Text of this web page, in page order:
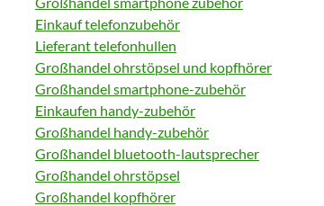
Einkauf telefonzubehör
Lieferant telefonhullen
Großhandel ohrstöpsel und kopfhörer
Großhandel smartphone-zubehör
Einkaufen handy-zubehör
Großhandel handy-zubehör
Großhandel bluetooth-lautsprecher
Großhandel ohrstöpsel
Großhandel kopfhörer